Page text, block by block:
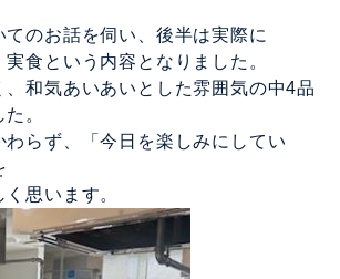
のお話を伺い、後半は実際に
食という内容となりました。
、和気あいあいとした雰囲気の中4品
。
わらず、「今日を楽しみにしてい
思います。